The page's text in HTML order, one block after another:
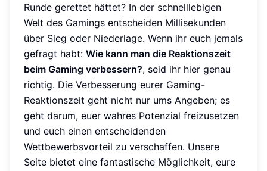
Runde gerettet hättet? In der schnelllebigen
Welt des Gamings entscheiden Millisekunden
über Sieg oder Niederlage. Wenn ihr euch jemals
gefragt habt: Wie kann man die Reaktionszeit
beim Gaming verbessern?, seid ihr hier genau
richtig. Die Verbesserung eurer Gaming-
Reaktionszeit geht nicht nur ums Angeben; es
geht darum, euer wahres Potenzial freizusetzen
und euch einen entscheidenden
Wettbewerbsvorteil zu verschaffen. Unsere
Seite bietet eine fantastische Möglichkeit, eure